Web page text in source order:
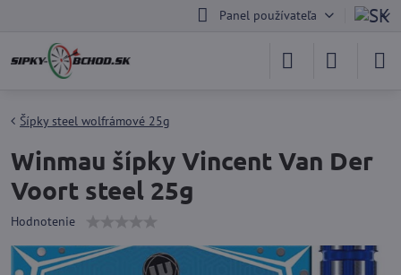
Panel používateľa
Šípky steel wolfrámové 25g
Winmau šípky Vincent Van Der
Voort steel 25g
Hodnotenie